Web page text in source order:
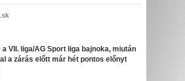
a VII. liga/AG Sport liga bajnoka, miután
a zárás előtt már hét pontos előnyt